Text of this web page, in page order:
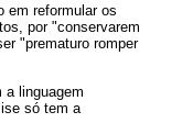
em reformular os
por "conservarem
"prematuro romper
a linguagem
só tem a